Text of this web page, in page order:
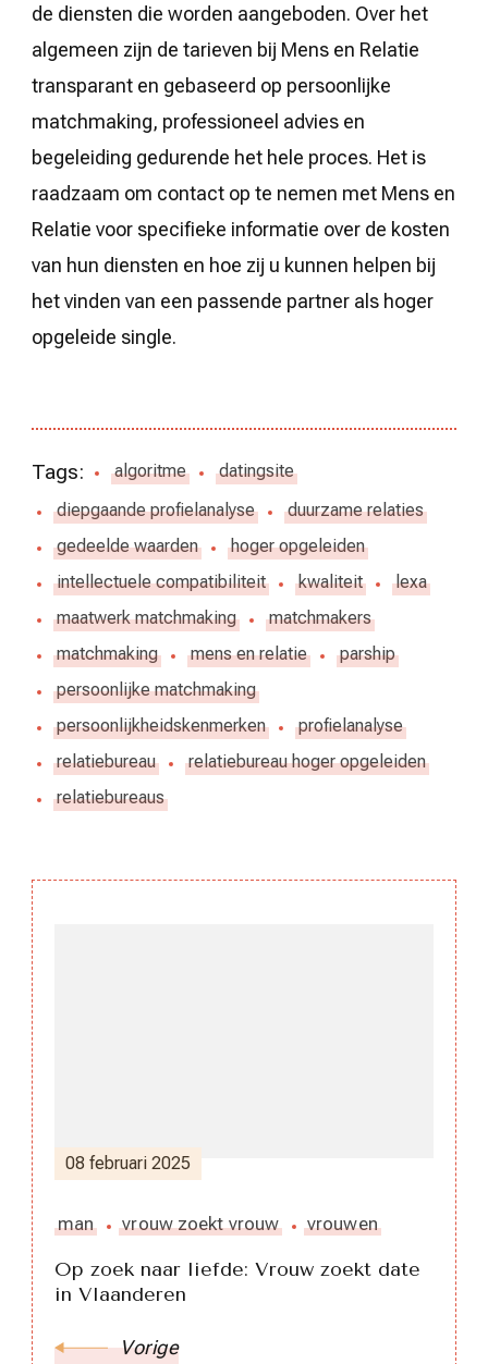
de diensten die worden aangeboden. Over het
algemeen zijn de tarieven bij Mens en Relatie
transparant en gebaseerd op persoonlijke
matchmaking, professioneel advies en
begeleiding gedurende het hele proces. Het is
raadzaam om contact op te nemen met Mens en
Relatie voor specifieke informatie over de kosten
van hun diensten en hoe zij u kunnen helpen bij
het vinden van een passende partner als hoger
opgeleide single.
Tags: algoritme
datingsite
diepgaande profielanalyse
duurzame relaties
gedeelde waarden
hoger opgeleiden
intellectuele compatibiliteit
kwaliteit
lexa
maatwerk matchmaking
matchmakers
matchmaking
mens en relatie
parship
persoonlijke matchmaking
persoonlijkheidskenmerken
profielanalyse
relatiebureau
relatiebureau hoger opgeleiden
relatiebureaus
08 februari 2025
man vrouw zoekt vrouw vrouwen
Op zoek naar liefde: Vrouw zoekt date
in Vlaanderen
Vorige